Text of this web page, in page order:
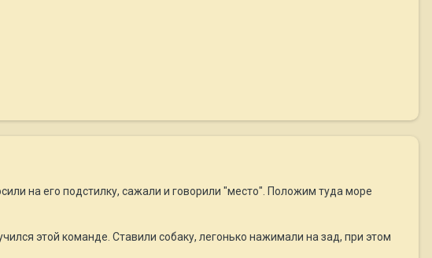
на его подстилку, сажали и говорили "место". Положим туда море
этой команде. Ставили собаку, легонько нажимали на зад, при этом